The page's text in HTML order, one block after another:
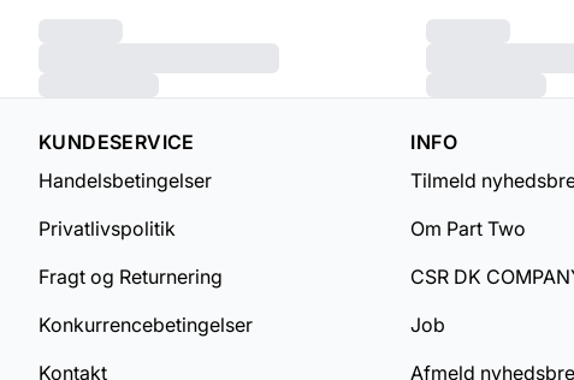
KUNDESERVICE
Handelsbetingelser
Privatlivspolitik
Fragt og Returnering
Konkurrencebetingelser
Kontakt
INFO
Tilmeld
Om Part Two
CSR DK
Job
Afmeld